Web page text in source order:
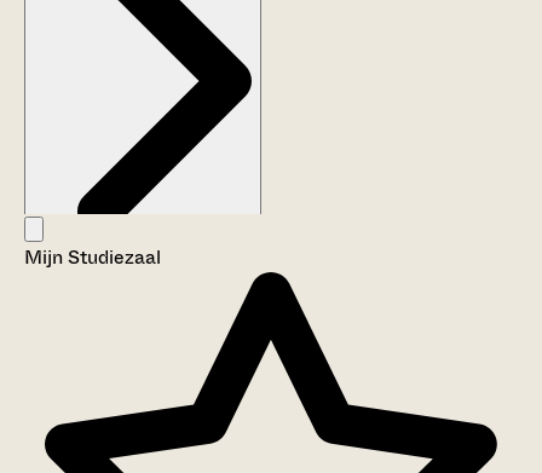
Aanwijzingen voor de gebruiker
Mijn Studiezaal